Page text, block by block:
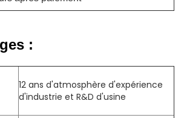
:
12 ans d'atmosphère d'expérience
d'industrie et R&D d'usine